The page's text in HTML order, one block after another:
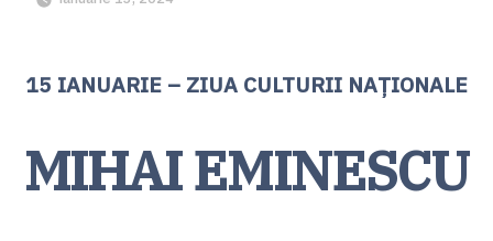
15 IANUARIE – ZIUA CULTURII NAŢIONALE
MIHAI EMINESCU